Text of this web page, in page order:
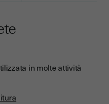
in molte attività